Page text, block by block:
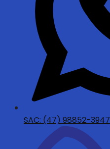
SAC: (47) 98852-3947